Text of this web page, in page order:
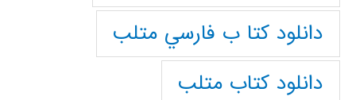
دانلود كتا ب فارسي متلب
دانلود كتاب متلب